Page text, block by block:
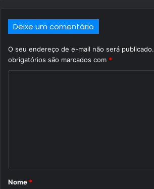
Deixe um comentário
O seu endereço de e-mail não será publicado.
obrigatórios são marcados com *
r
Nome *